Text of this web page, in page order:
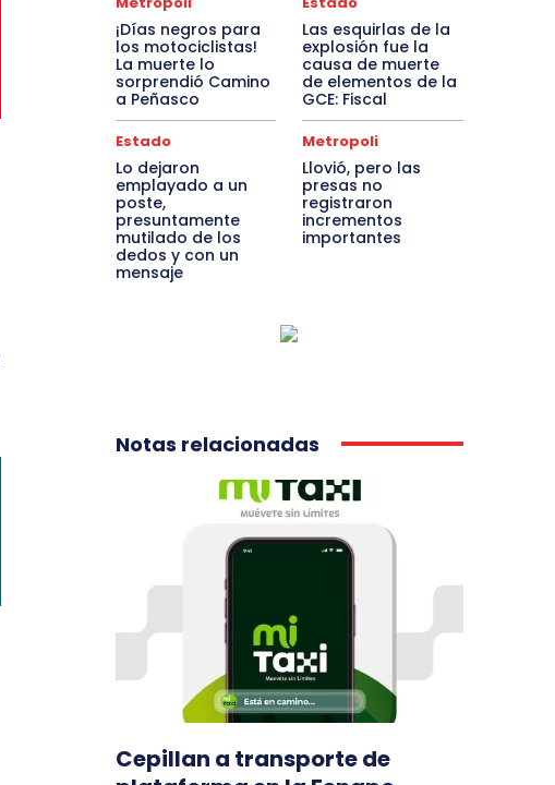
¡Días negros para
los motociclistas!
La muerte lo
sorprendió Camino
a Peñasco
Las esquirlas de la
explosión fue la
causa de muerte
de elementos de la
GCE: Fiscal
Estado
Lo dejaron
emplayado a un
poste,
presuntamente
mutilado de los
dedos y con un
mensaje
Metropoli
Llovió, pero las
presas no
registraron
incrementos
importantes
Notas relacionadas
Cepillan a transporte de